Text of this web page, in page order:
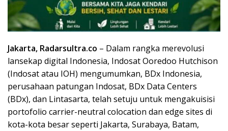
Jakarta, Radarsultra.co – Dalam rangka merevolusi
lansekap digital Indonesia, Indosat Ooredoo Hutchison
(Indosat atau IOH) mengumumkan, BDx Indonesia,
perusahaan patungan Indosat, BDx Data Centers
(BDx), dan Lintasarta, telah setuju untuk mengakuisisi
portofolio carrier-neutral colocation dan edge sites di
kota-kota besar seperti Jakarta, Surabaya, Batam,